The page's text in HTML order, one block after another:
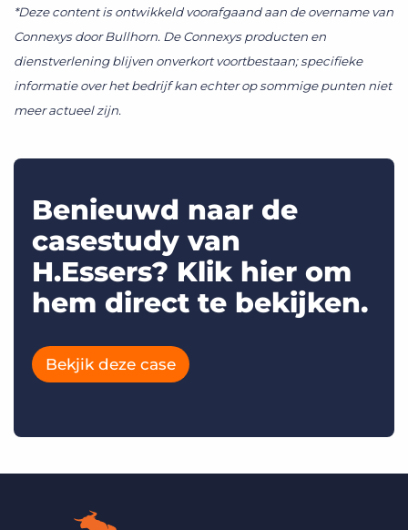
*Deze content is ontwikkeld voorafgaand aan de overname van
Connexys door Bullhorn. De Connexys producten en
dienstverlening blijven onverkort voortbestaan; specifieke
informatie over het bedrijf kan echter op sommige punten niet
meer actueel zijn.
Benieuwd naar de
casestudy van
H.Essers? Klik hier om
hem direct te bekijken.
Bekjik deze case